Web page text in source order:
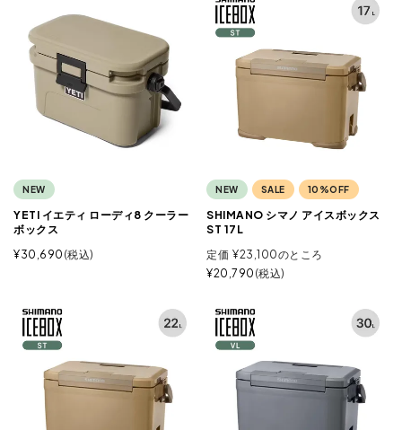
NEW
YETI イエティ ローディ8 クーラー
ボックス
¥30,690 税込
NEW SALE 10%OFF
SHIMANO シマノ アイスボックス
ST 17L
定価 ¥23,100のところ
¥20,790 税込